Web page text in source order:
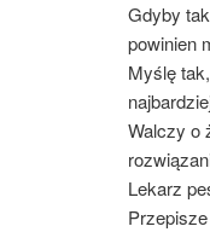
Gdyby
powinien
Myślę
Walczy o
Lekarz